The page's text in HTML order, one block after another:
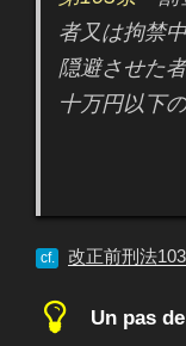
者又は拘禁
隠避させた
十万円以下
cf. 改正前刑法
Un pas